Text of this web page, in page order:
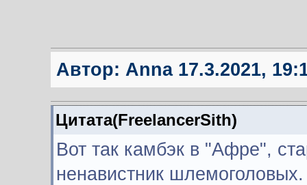
Автор: Anna17.3.2021,
Цитата(FreelancerSith)
Вот так камбэк в "Афре",
ненавистник шлемоголовых.